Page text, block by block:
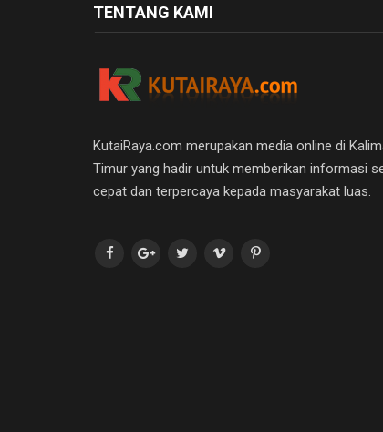
TENTANG KAMI
KutaiRaya.com merupakan media online di
Timur yang hadir untuk memberikan informasi
cepat dan terpercaya kepada masyarakat luas.